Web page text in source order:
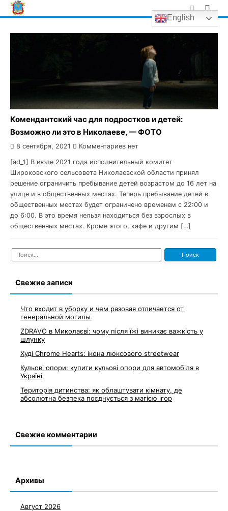
Skip
to
Комендантский час для подростков и детей:
Возможно ли это в Николаеве, — ФОТО
8 сентября, 2021 Комментариев нет
[ad_1] В июле 2021 года исполнительный комитет
Широковского сельсовета Николаевской области принял
решение ограничить пребывание детей возрастом до 16 лет на
улице и в общественных местах. Теперь пребывание детей в
общественных местах будет ограничено временем с 22:00 и
до 6:00. В это время нельзя находиться без взрослых в
общественных местах. Кроме этого, кафе и другим […]
Найти:
Свежие записи
Что входит в уборку и чем разовая отличается от
генеральной могилы
ZDRAVO в Миколаєві: чому після їжі виникає важкість у
шлунку
Худі Chrome Hearts: ікона люксового streetwear
Кульові опори: купити кульові опори для автомобіля в
Україні
Територія дитинства: як облаштувати кімнату, де
абсолютна безпека поєднується з магією ігор
Свежие комментарии
Архивы
Август 2026
English